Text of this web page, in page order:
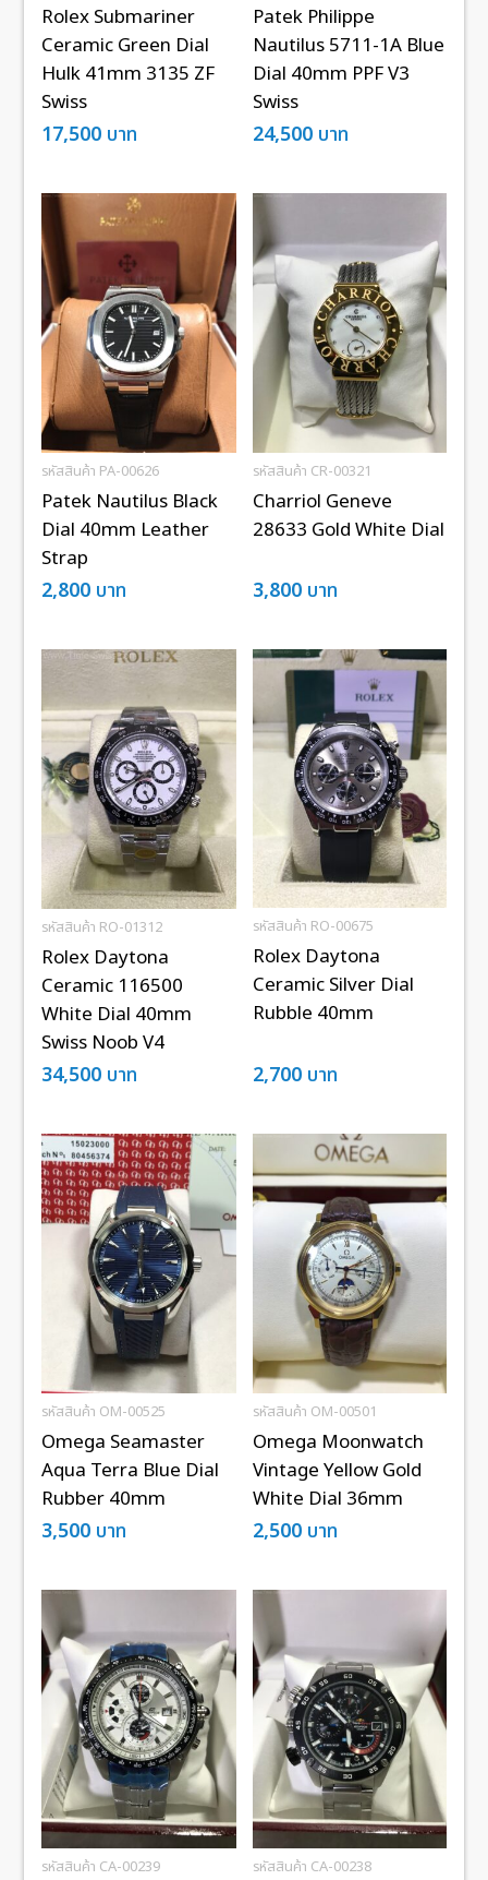
Rolex Submariner
Ceramic Green Dial
Hulk 41mm 3135 ZF
Swiss
17,500 บาท
Patek Philippe
Nautilus 5711-1A Blue
Dial 40mm PPF V3
Swiss
24,500 บาท
รหัสสินค้า PA-00626
Patek Nautilus Black
Dial 40mm Leather
Strap
2,800 บาท
รหัสสินค้า CR-00321
Charriol Geneve
28633 Gold White Dial
3,800 บาท
รหัสสินค้า RO-01312
Rolex Daytona
Ceramic 116500
White Dial 40mm
Swiss Noob V4
34,500 บาท
รหัสสินค้า RO-00675
Rolex Daytona
Ceramic Silver Dial
Rubble 40mm
2,700 บาท
รหัสสินค้า OM-00525
Omega Seamaster
Aqua Terra Blue Dial
Rubber 40mm
3,500 บาท
รหัสสินค้า OM-00501
Omega Moonwatch
Vintage Yellow Gold
White Dial 36mm
2,500 บาท
รหัสสินค้า CA-00239 รหัสสินค้า CA-00238